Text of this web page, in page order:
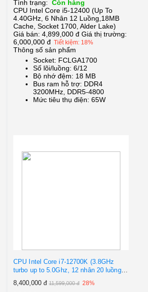
Tình trạng: Còn hàng
CPU Intel Core i5-12400 (Up To
4.40GHz, 6 Nhân 12 Luồng,18MB
Cache, Socket 1700, Alder Lake)
Giá bán: 4,899,000 đ Giá thị trường:
6,000,000 đ Tiết kiệm: 18%
Thông số sản phẩm
Socket: FCLGA1700
Số lõi/luồng: 6/12
Bộ nhớ đệm: 18 MB
Bus ram hỗ trợ: DDR4
3200MHz, DDR5-4800
Mức tiêu thụ điện: 65W
CPU Intel Core i7-12700K (3.8GHz
turbo up to 5.0Ghz, 12 nhân 20 luồng,
25MB Cache, 125W) – Socket Intel
LGA 1700/Alder Lake)
8,400,000 đ 11,599,000 đ 28%